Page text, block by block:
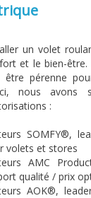
un volet
et le bien-
être pérenne
nous avons
:
SOMFY®,
volets et stores
AMC
qualité / prix
AOK®,